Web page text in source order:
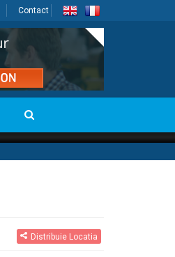
Contact
Distribuie Locatia